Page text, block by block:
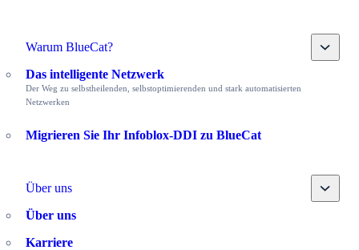
Warum BlueCat? Toggle
Das intelligente Netzwerk
Der Weg zu selbstheilenden, selbstoptimierenden und stark automatisierten
Netzwerken
Migrieren Sie Ihr Infoblox-DDI zu BlueCat
Über uns Toggle
Über uns
Karriere